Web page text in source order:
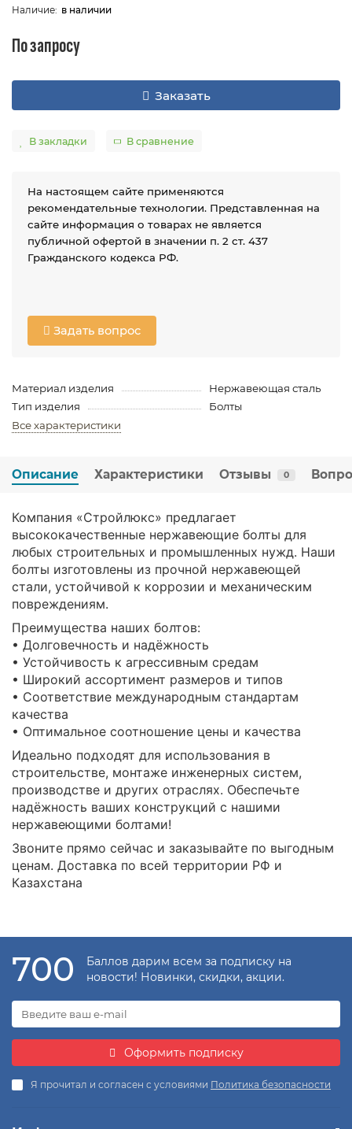
в наличии
По запросу
Заказать
В закладки В сравнение
На настоящем сайте применяются
рекомендательные технологии. Представленная на
сайте информация о товарах не является
публичной офертой в значении п. 2 ст. 437
Гражданского кодекса РФ.
Задать вопрос
Материал изделия
Нержавеющая сталь
Тип изделия
Болты
Все характеристики
Описание Характеристики Отзывы 0
Компания «Стройлюкс» предлагает
высококачественные нержавеющие болты для
любых строительных и промышленных нужд. Наши
болты изготовлены из прочной нержавеющей
стали, устойчивой к коррозии и механическим
повреждениям.
Преимущества наших болтов:
• Долговечность и надёжность
• Устойчивость к агрессивным средам
• Широкий ассортимент размеров и типов
• Соответствие международным стандартам
качества
• Оптимальное соотношение цены и качества
Идеально подходят для использования в
строительстве, монтаже инженерных систем,
производстве и других отраслях. Обеспечьте
надёжность ваших конструкций с нашими
нержавеющими болтами!
Звоните прямо сейчас и заказывайте по выгодным
ценам. Доставка по всей территории РФ и
Казахстана
700
Баллов дарим всем за подписку на
новости! Новинки, скидки, акции.
Оформить подписку
Я прочитал и согласен с условиями Политика безопасности